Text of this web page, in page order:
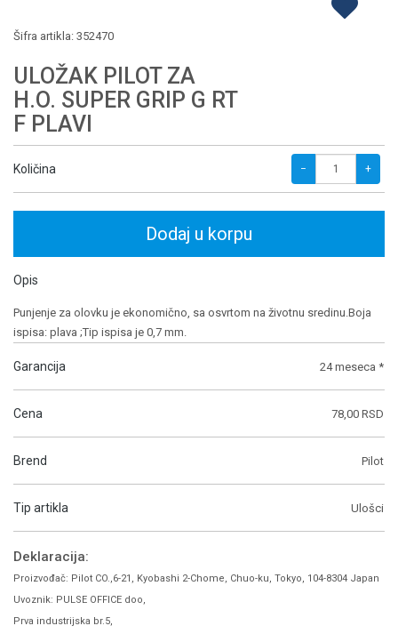
Šifra artikla: 352470
ULOŽAK PILOT ZA
H.O. SUPER GRIP G RT
F PLAVI
Količina − +
Dodaj u korpu
Opis
Punjenje za olovku je ekonomično, sa osvrtom na životnu sredinu.Boja
ispisa: plava ;Tip ispisa je 0,7 mm.
Garancija 24 meseca *
Cena 78,00 RSD
Brend Pilot
Tip artikla Ulošci
Deklaracija:
Proizvođač: Pilot CO.,6-21, Kyobashi 2-Chome, Chuo-ku, Tokyo, 104-8304 Japan
Uvoznik: PULSE OFFICE doo,
Prva industrijska br.5,